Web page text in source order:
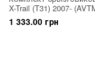
X-Trail (T31) 2007-
1 333.00 грн